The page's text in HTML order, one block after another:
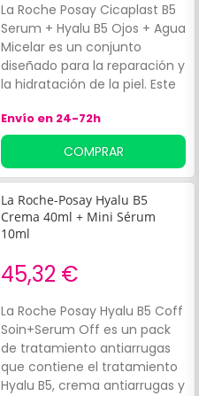
La Roche Posay Cicaplast B5
Serum + Hyalu B5 Ojos + Agua
Micelar es un conjunto
diseñado para la reparación y
la hidratación de la piel. Este
el Cicaplast B5 Serum, que se
caracteriza por su capacidad
ultrahidratante y reparadora.
Envío en 24-72h
COMPRAR
La Roche-Posay Hyalu B5
Crema 40ml + Mini Sérum
10ml
45,32 €
La Roche Posay Hyalu B5 Coff
Soin+Serum Off es un pack
de tratamiento antiarrugas
que contiene el tratamiento
Hyalu B5, crema antiarrugas y